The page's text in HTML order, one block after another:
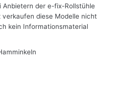
Anbietern der e-fix-Rollstühle
diese Modelle nicht
kein Informationsmaterial